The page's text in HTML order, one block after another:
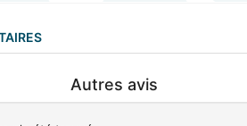
Autres avis